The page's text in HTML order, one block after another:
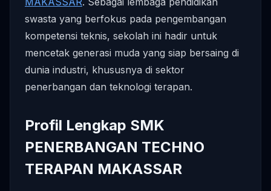
swasta yang berfokus pada pengembangan
kompetensi teknis, sekolah ini hadir untuk
mencetak generasi muda yang siap bersaing di
dunia industri, khususnya di sektor
penerbangan dan teknologi terapan.
Profil Lengkap SMK
PENERBANGAN TECHNO
TERAPAN MAKASSAR